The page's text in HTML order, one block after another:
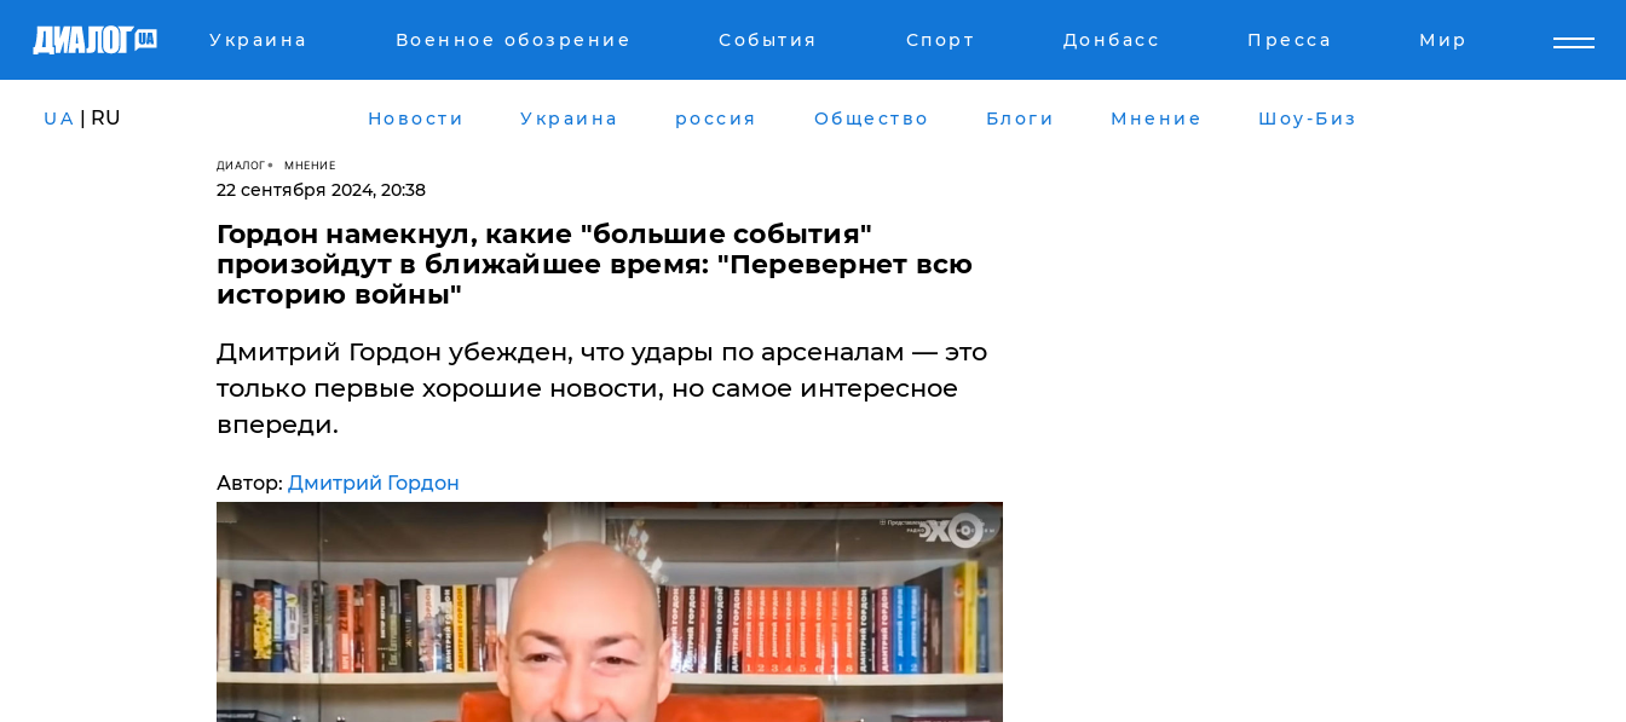
Украина Военное обозрение События Спорт Донбасс Пресса Мир
UA | RU Новости Украина россия Общество Блоги Мнение Шоу-Биз
ДИАЛОГ МНЕНИЕ
22 сентября 2024, 20:38
Гордон намекнул, какие "большие события"
произойдут в ближайшее время: "Перевернет всю
историю войны"
Дмитрий Гордон убежден, что удары по арсеналам — это
только первые хорошие новости, но самое интересное
впереди.
Автор: Дмитрий Гордон